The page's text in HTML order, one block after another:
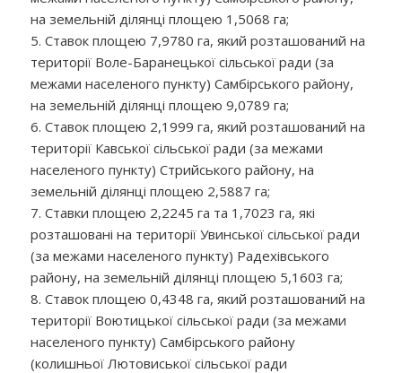
на земельній ділянці площею 1,5068 га;
5. Ставок площею 7,9780 га, який розташований на
території Воле-Баранецької сільської ради (за
межами населеного пункту) Самбірського району,
на земельній ділянці площею 9,0789 га;
6. Ставок площею 2,1999 га, який розташований на
території Кавської сільської ради (за межами
населеного пункту) Стрийського району, на
земельній ділянці площею 2,5887 га;
7. Ставки площею 2,2245 га та 1,7023 га, які
розташовані на території Увинської сільської ради
(за межами населеного пункту) Радехівського
району, на земельній ділянці площею 5,1603 га;
8. Ставок площею 0,4348 га, який розташований на
території Воютицької сільської ради (за межами
населеного пункту) Самбірського району
(колишньої Лютовиської сільської ради